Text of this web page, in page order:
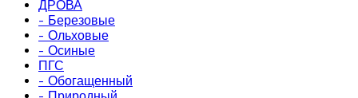
ДРОВА
- Березовые
- Ольховые
- Осиные
ПГС
- Обогащенный